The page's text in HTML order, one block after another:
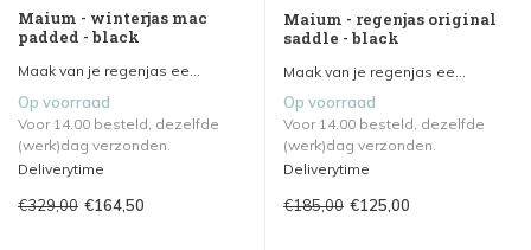
Maium - winterjas mac
padded - black
Maak van je regenjas ee...
Op voorraad
Voor 14.00 besteld, dezelfde
(werk)dag verzonden.
Deliverytime
€329,00 €164,50
Maium - regenjas original
saddle - black
Maak van je regenjas ee...
Op voorraad
Voor 14.00 besteld, dezelfde
(werk)dag verzonden.
Deliverytime
€185,00 €125,00